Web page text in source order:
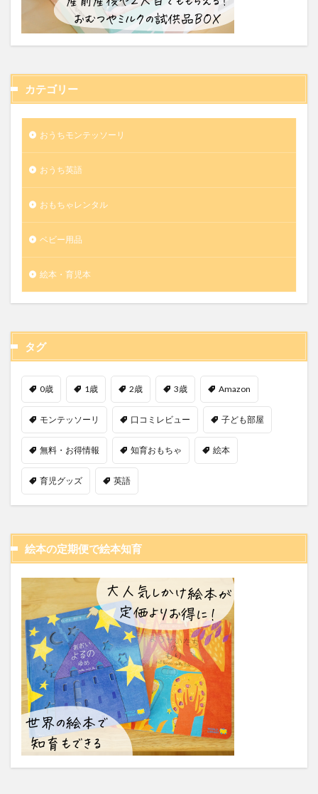
カテゴリー
おうちモンテッソーリ
おうち英語
おもちゃレンタル
ベビー用品
絵本・育児本
タグ
0歳 1歳 2歳 3歳 Amazon
モンテッソーリ 口コミレビュー 子ども部屋
無料・お得情報 知育おもちゃ 絵本
育児グッズ 英語
絵本の定期便で絵本知育